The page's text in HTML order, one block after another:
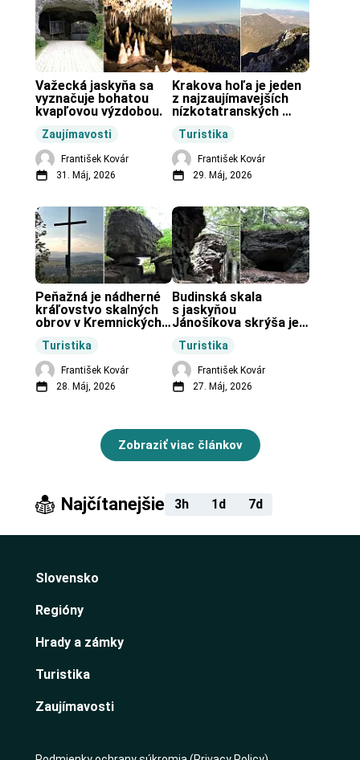
Zaujímavosti
Važecká jaskyňa sa
vyznačuje bohatou
kvapľovou výzdobou.
František Kovár
31. Máj, 2026
Turistika
Krakova hoľa je jeden
z najzaujímavejších
nízkotatranských
František Kovár
29. Máj, 2026
Turistika
Peňažná je nádherné
kráľovstvo skalných
obrov v Kremnických
František Kovár
28. Máj, 2026
Turistika
Budinská skala
s jaskyňou
Jánošíkova skrýša je
obci Budiná.
František Kovár
27. Máj, 2026
Zobraziť viac článkov
Najčítanejšie 3h 1d 7d
Slovensko
Regióny
Hrady a zámky
Turistika
Zaujímavosti